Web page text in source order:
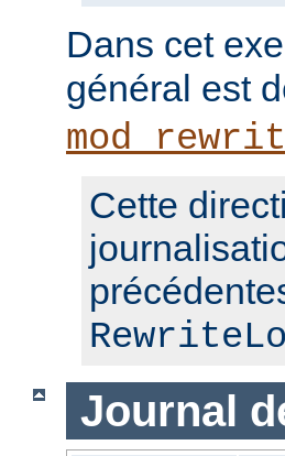
Dans cet
général est
Cette
Journal